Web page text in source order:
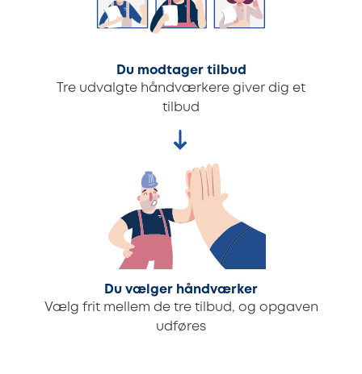
Du modtager tilbud
Tre udvalgte håndværkere giver dig et
tilbud
Du vælger håndværker
Vælg frit mellem de tre tilbud, og opgaven
udføres